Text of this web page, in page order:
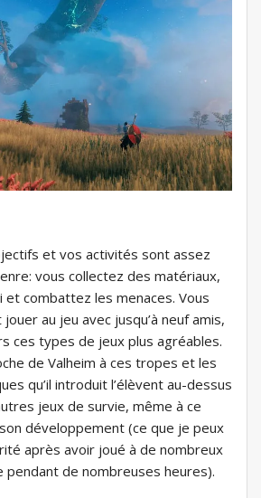
et vos activités sont assez
vous collectez des matériaux,
et combattez les menaces. Vous
au jeu avec jusqu’à neuf amis,
ces types de jeux plus agréables.
de Valheim à ces tropes et les
qu’il introduit l’élèvent au-dessus
jeux de survie, même à ce
développement (ce que je peux
après avoir joué à de nombreux
pendant de nombreuses heures).